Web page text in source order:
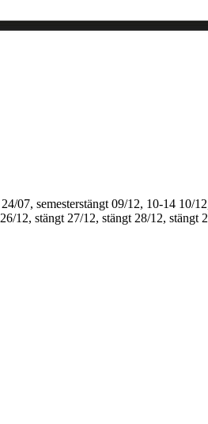
24/07, semesterstängt 09/12, 10-14 10/
26/12, stängt 27/12, stängt 28/12, stängt